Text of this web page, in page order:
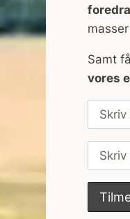
Samt
vores